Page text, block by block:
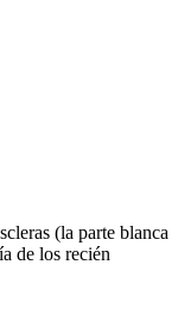
(la parte blanca
de los recién